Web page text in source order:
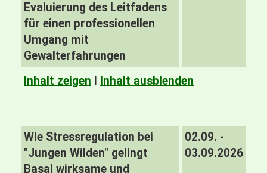
Evaluierung des Leitfadens
für einen professionellen
Umgang mit
Gewalterfahrungen
Inhalt zeigen I Inhalt ausblenden
Wie Stressregulation bei
"Jungen Wilden" gelingt
Basal wirksame und
02.09. -
03.09.2026